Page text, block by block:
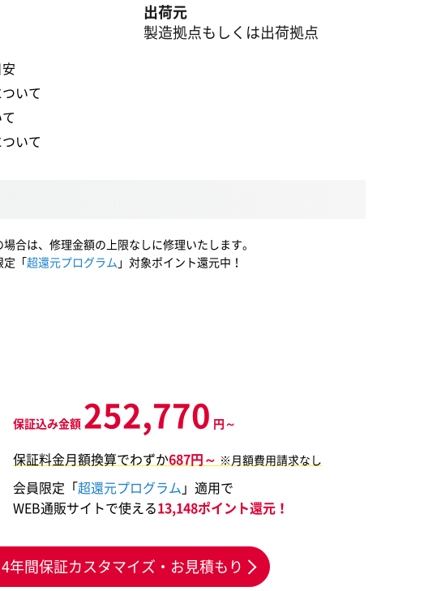
出荷元
製造拠点もしくは出荷拠点
いて
いて
合は、修理金額の上限なしに修理いたします。
定「超還元プログラム 」対象ポイント還元中！
保証込み金額 252,770 円～
保証料金月額換算でわずか687円～ ※月額費用請求なし
会員限定「超還元プログラム 」適用で
WEB通販サイトで使える13,148ポイント還元！
4年間保証カスタマイズ・お見積もり